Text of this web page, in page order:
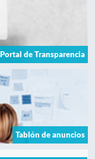
Portal de Transparencia
Tablón de anuncios